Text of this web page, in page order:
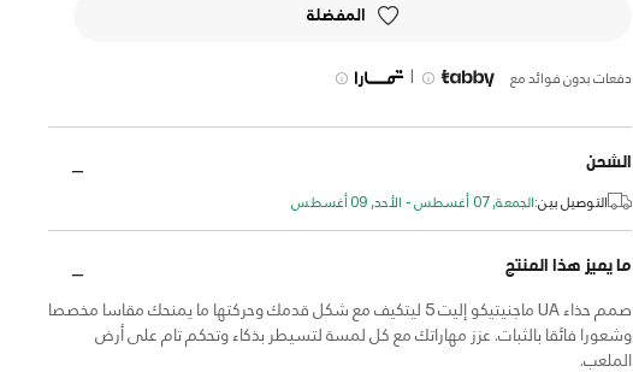
المفضلة
دفعات بدون فوائد مع |
الشحن
التوصيل بين:الجمعة, 07 أغسطس - الأحد, 09 أغسطس
ما يميز هذا المنتج
صمم حذاء UA ماجنيتيكو إليت 5 ليتكيف مع شكل قدمك وحركتها ما يمنحك مقاسا مخصصا
وشعورا فائقا بالثبات. عزز مهاراتك مع كل لمسة لتسيطر بذكاء وتحكم تام على أرض
الملعب.